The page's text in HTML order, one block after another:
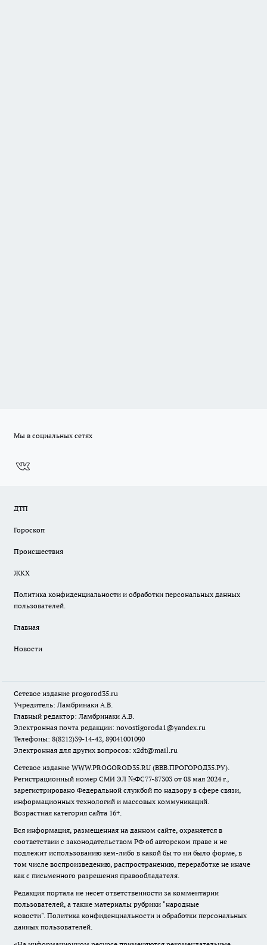
Мы в социальных сетях
ДТП
Гороскоп
Происшествия
ЖКХ
Политика конфиденциальности и обработки персональных данных
пользователей.
Главная
Новости
Сетевое издание progorod35.ru
Учредитель: Ламбринаки А.В.
Главный редактор: Ламбринаки А.В.
Электронная почта редакции: novostigoroda1@yandex.ru
Телефоны: 8(8212)39-14-42, 89041001090
Электронная для других вопросов: x2dt@mail.ru
Сетевое издание WWW.PROGOROD35.RU (ВВВ.ПРОГОРОД35.РУ).
Регистрационный номер СМИ ЭЛ №ФС77-87303 от 08 мая 2024 г.,
зарегистрировано Федеральной службой по надзору в сфере связи,
информационных технологий и массовых коммуникаций.
Возрастная категория сайта 16+.
Вся информация, размещенная на данном сайте, охраняется в
соответствии с законодательством РФ об авторском праве и не
подлежит использованию кем-либо в какой бы то ни было форме, в
том числе воспроизведению, распространению, переработке не иначе
как с письменного разрешения правообладателя.
Редакция портала не несет ответственности за комментарии
пользователей, а также материалы рубрики "народные
новости". Политика конфиденциальности и обработки персональных
данных пользователей.